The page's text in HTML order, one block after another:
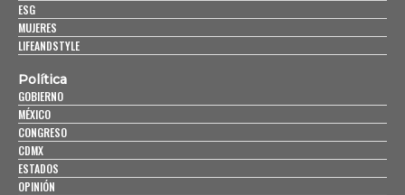
ESG
MUJERES
LIFEANDSTYLE
Política
GOBIERNO
MÉXICO
CONGRESO
CDMX
ESTADOS
OPINIÓN